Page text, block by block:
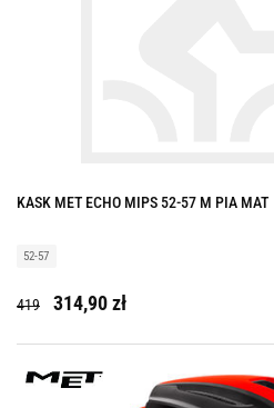
KASK MET ECHO MIPS 52-57 M PIA MAT
52-57
419 314,90 zł